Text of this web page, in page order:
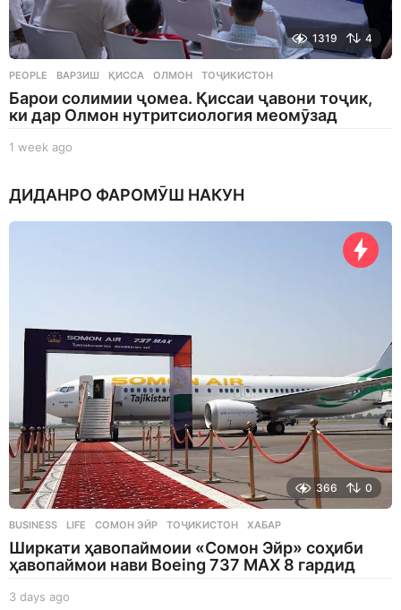
1319 4
PEOPLE ВАРЗИШ ,ҚИССА ,ОЛМОН ,ТОҶИКИСТОН
Барои солимии ҷомеа. Қиссаи ҷавони тоҷик,
ки дар Олмон нутритсиология меомӯзад
1 week ago
e
ДИДАНРО ФАРОМӮШ НАКУН
366 0
BUSINESS ,LIFE СОМОН ЭЙР ,ТОҶИКИСТОН ,ХАБАР
Ширкати ҳавопаймоии «Сомон Эйр» соҳиби
ҳавопаймои нави Boeing 737 MAX 8 гардид
3 days ago